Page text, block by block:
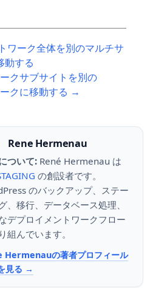
ワーク全体を別のマルチサ
動する
クサブサイトを別の
クに移動する →
Rene Hermenau
ついて: René Hermenau は
の創設者です。
のバックアップ、ステー
、移行、データベース処理、
デプロイメントワークフロー
組んでいます。
Hermenauの著者プロフィール
見る